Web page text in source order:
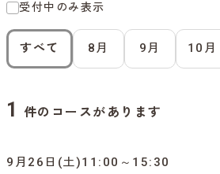
受付中のみ表示
すべて 8月 9月 10月
1 件のコースがあります
9月26日(土)11:00～15:30